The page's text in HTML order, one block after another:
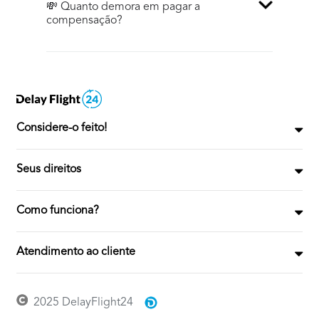
💸 Quanto demora em pagar a
compensação?
Considere-o feito!
Seus direitos
Como funciona?
Atendimento ao cliente
2025 DelayFlight24